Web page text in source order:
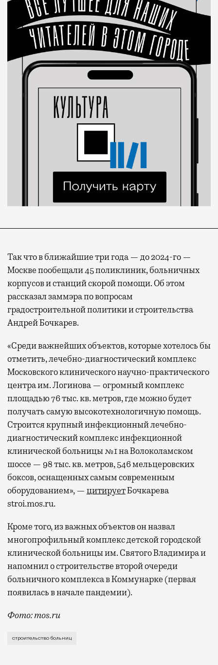
Так что в ближайшие три года — до 2024-го —
Москве пообещали 45 поликлиник, больничных
корпусов и станций скорой помощи. Об этом
рассказал заммэра по вопросам
градостроительной политики и строительства
Андрей Бочкарев.
«Среди важнейших объектов, которые хотелось бы
отметить, лечебно-диагностический комплекс
Московского клинического научно-практического
центра им. Логинова — огромный комплекс
площадью 76 тыс. кв. метров, где можно будет
получать самую высокотехнологичную помощь.
Строится крупный инфекционный лечебно-
диагностический комплекс инфекционной
клинической больницы №1 на Волоколамском
шоссе — 98 тыс. кв. метров, 546 мельцеровских
боксов, оснащенных самым современным
оборудованием», — цитируетБочкарева
stroi.mos.ru.
Кроме того, из важных объектов он назвал
многопрофильный комплекс детской городской
клинической больницы им. Святого Владимира и
напомнил о строительстве второй очереди
больничного комплекса в Коммунарке (первая
появилась в начале пандемии).
Фото: mos.ru
Пандемия дала понять городским властям, что
строительство больниц